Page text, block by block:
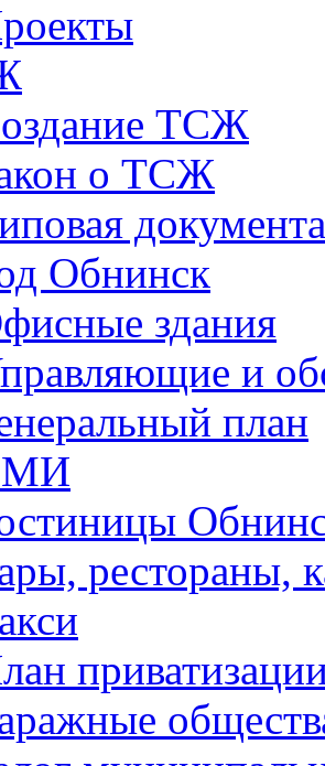
ТСЖ
о ТСЖ
Обнинск
здания
и
план
рестораны,